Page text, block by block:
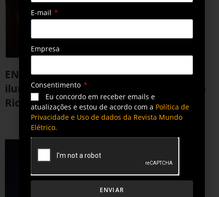
ENEL e Governo de São Paulo instalam
iluminação inteligente na Ciclovia Novo
Rio Pinheiros
E-mail
Empresa
Consentimento
Eu concordo em receber emails e
atualizações e estou de acordo com a Política de
Privacidade e Uso de dados da Revista Mundo
Elétrico.
ENVIAR